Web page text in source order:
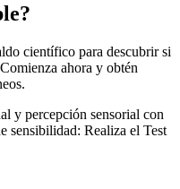
científico para descubrir si
ahora y obtén
y percepción sensorial con
sensibilidad: Realiza el Test